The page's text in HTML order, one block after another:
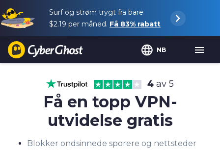
Surf og strøm trygt fra bare
$2.19 per måned. Få 83% rabatt
NB
4 av 5
Få en topp VPN-
utvidelse gratis
Blokker ondsinnede sporere og nettsteder